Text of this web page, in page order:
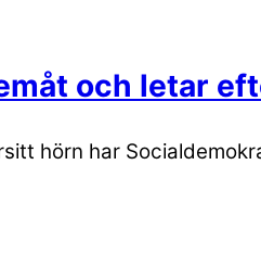
och letar
hörn har